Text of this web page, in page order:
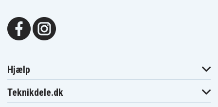
Hjælp
Teknikdele.dk